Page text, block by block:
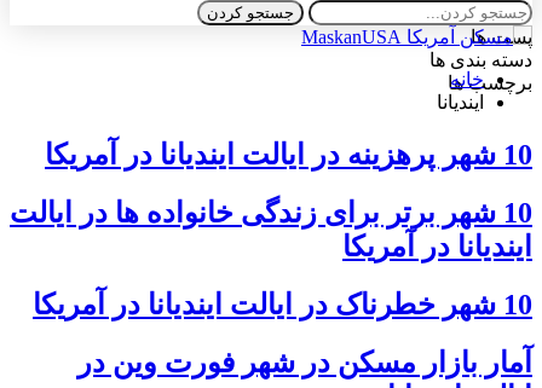
پست ها
دسته بندی ها
برچسب ها
خانه
ایندیانا
10 شهر پرهزینه در ایالت ایندیانا در آمریکا
10 شهر برتر برای زندگی خانواده ها در ایالت
ایندیانا در آمریکا
10 شهر خطرناک در ایالت ایندیانا در آمریکا
آمار بازار مسکن در شهر فورت وین در